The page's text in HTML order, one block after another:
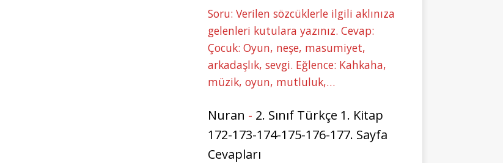
Soru: Verilen sözcüklerle ilgili aklınıza
gelenleri kutulara yazınız. Cevap:
Çocuk: Oyun, neşe, masumiyet,
arkadaşlık, sevgi. Eğlence: Kahkaha,
müzik, oyun, mutluluk,…
Nuran - 2. Sınıf Türkçe 1. Kitap
172-173-174-175-176-177. Sayfa
Cevapları